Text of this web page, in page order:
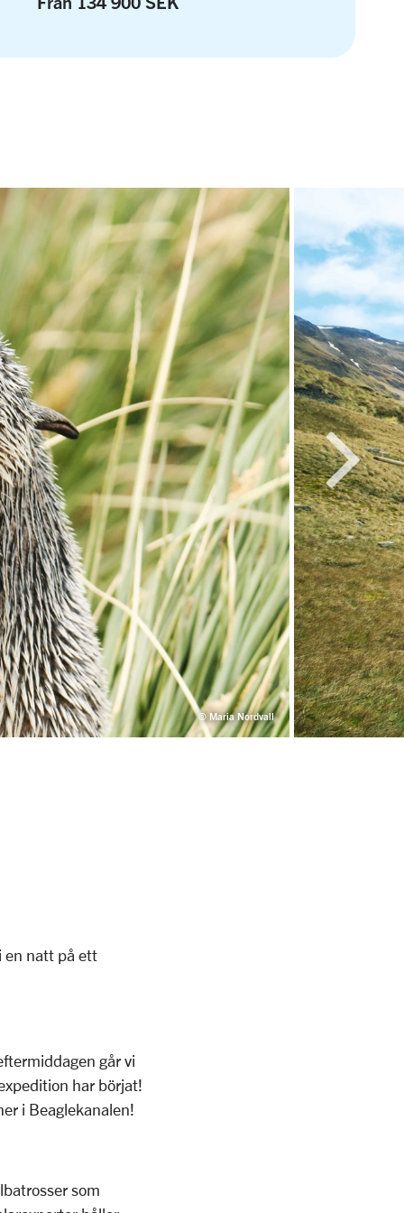
© Maria Nordvall
en natt på ett
går vi
har börjat!
i Beaglekanalen!
som